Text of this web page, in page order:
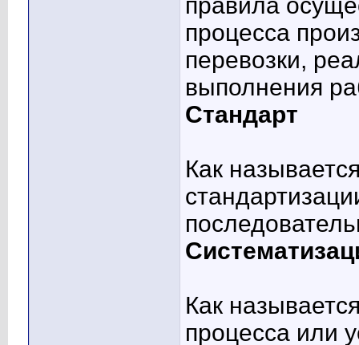
правила
процесса
перевозки,
выполнения
Стандарт
Как
Как
процесса или